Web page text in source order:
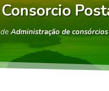
Consorcio
de Administração de